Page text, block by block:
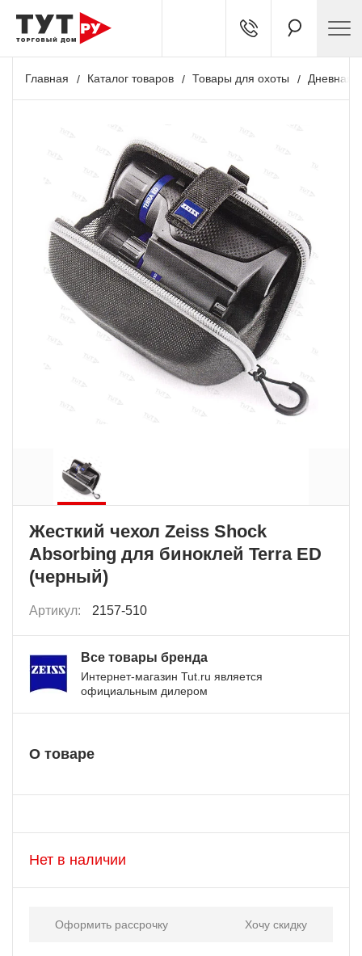
Главная Каталог товаров Товары для охоты Дневная
Жесткий чехол Zeiss Shock
Absorbing для биноклей Terra ED
(черный)
Артикул: 2157-510
Все товары бренда
Интернет-магазин Tut.ru является
официальным дилером
О товаре
Нет в наличии
Оформить рассрочку Хочу скидку